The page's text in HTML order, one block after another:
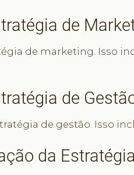
de
de marketing. Isso
de
de gestão. Isso
da Estratégia